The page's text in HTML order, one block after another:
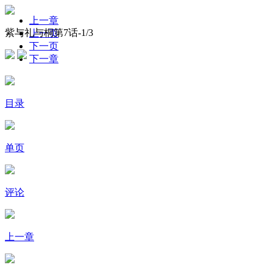
紫与礼与桐第7话-1/3
上一章
上一页
下一页
下一章
目录
单页
评论
上一章